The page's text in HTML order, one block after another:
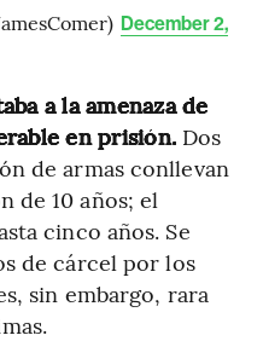
December 2,
a la amenaza de
en prisión. Dos
de armas conllevan
de 10 años; el
cinco años. Se
de cárcel por los
sin embargo, rara